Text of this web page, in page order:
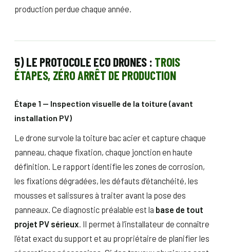
production perdue chaque année.
5) LE PROTOCOLE ECO DRONES : TROIS
ÉTAPES, ZÉRO ARRÊT DE PRODUCTION
Étape 1 — Inspection visuelle de la toiture (avant
installation PV)
Le drone survole la toiture bac acier et capture chaque
panneau, chaque fixation, chaque jonction en haute
définition. Le rapport identifie les zones de corrosion,
les fixations dégradées, les défauts d’étanchéité, les
mousses et salissures à traiter avant la pose des
panneaux. Ce diagnostic préalable est la base de tout
projet PV sérieux . Il permet à l’installateur de connaître
l’état exact du support et au propriétaire de planifier les